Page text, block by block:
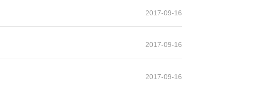
2017-09-16
2017-09-16
2017-09-16